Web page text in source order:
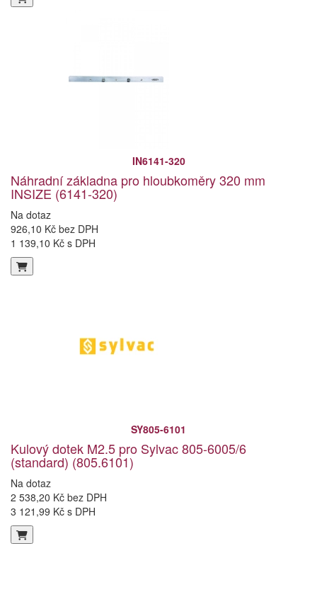
IN6141-320
Náhradní základna pro hloubkoměry 320 mm
INSIZE (6141-320)
Na dotaz
926,10 Kč bez DPH
1 139,10 Kč s DPH
SY805-6101
Kulový dotek M2.5 pro Sylvac 805-6005/6
(standard) (805.6101)
Na dotaz
2 538,20 Kč bez DPH
3 121,99 Kč s DPH